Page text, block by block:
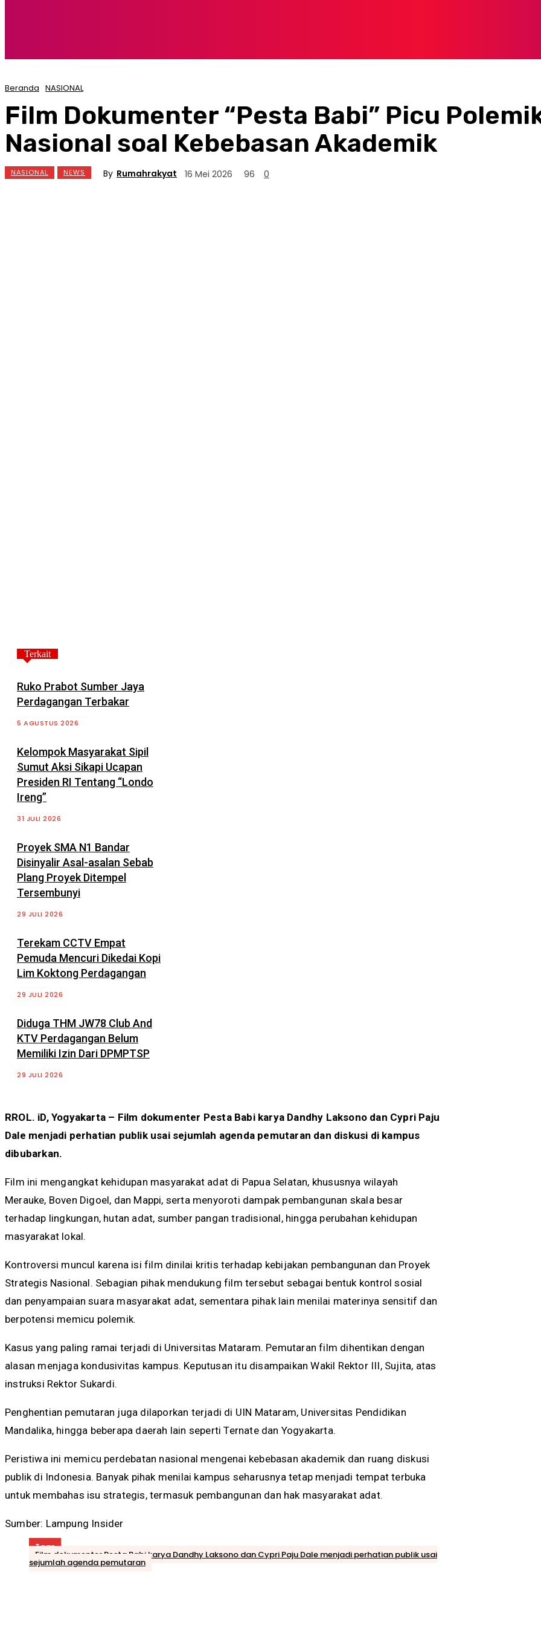
Beranda NASIONAL
Film Dokumenter “Pesta Babi” Picu
Nasional soal Kebebasan Akademik
NASIONAL NEWS By Rumahrakyat 16 Mei 2026 96 0
Terkait
Ruko Prabot Sumber Jaya
Perdagangan Terbakar
5 AGUSTUS 2026
Kelompok Masyarakat Sipil
Sumut Aksi Sikapi Ucapan
Presiden RI Tentang “Londo
Ireng”
31 JULI 2026
Proyek SMA N1 Bandar
Disinyalir Asal-asalan Sebab
Plang Proyek Ditempel
Tersembunyi
29 JULI 2026
Terekam CCTV Empat
Pemuda Mencuri Dikedai Kopi
Lim Koktong Perdagangan
29 JULI 2026
Diduga THM JW78 Club And
KTV Perdagangan Belum
Memiliki Izin Dari DPMPTSP
29 JULI 2026
RROL. iD, Yogyakarta – Film dokumenter Pesta Babi karya Dandhy Laksono dan Cypri Paju
Dale menjadi perhatian publik usai sejumlah agenda pemutaran dan diskusi di kampus
dibubarkan.
Film ini mengangkat kehidupan masyarakat adat di Papua Selatan, khususnya wilayah
Merauke, Boven Digoel, dan Mappi, serta menyoroti dampak pembangunan skala besar
terhadap lingkungan, hutan adat, sumber pangan tradisional, hingga perubahan kehidupan
masyarakat lokal.
Kontroversi muncul karena isi film dinilai kritis terhadap kebijakan pembangunan dan Proyek
Strategis Nasional. Sebagian pihak mendukung film tersebut sebagai bentuk kontrol sosial
dan penyampaian suara masyarakat adat, sementara pihak lain menilai materinya sensitif dan
berpotensi memicu polemik.
Kasus yang paling ramai terjadi di Universitas Mataram. Pemutaran film dihentikan dengan
alasan menjaga kondusivitas kampus. Keputusan itu disampaikan Wakil Rektor III, Sujita, atas
instruksi Rektor Sukardi.
Penghentian pemutaran juga dilaporkan terjadi di UIN Mataram, Universitas Pendidikan
Mandalika, hingga beberapa daerah lain seperti Ternate dan Yogyakarta.
Peristiwa ini memicu perdebatan nasional mengenai kebebasan akademik dan ruang diskusi
publik di Indonesia. Banyak pihak menilai kampus seharusnya tetap menjadi tempat terbuka
untuk membahas isu strategis, termasuk pembangunan dan hak masyarakat adat.
Sumber: Lampung Insider
Tags
Film dokumenter Pesta Babi karya Dandhy Laksono dan Cypri Paju Dale menjadi perhatian publik usai
sejumlah agenda pemutaran